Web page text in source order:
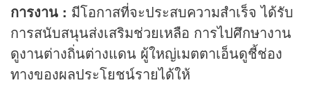
การงาน : มีโอกาสที่จะประสบความสำเร็จ ได้รับ
การสนับสนุนส่งเสริมช่วยเหลือ การไปศึกษางาน
ดูงานต่างถิ่นต่างแดน ผู้ใหญ่เมตตาเอ็นดูชี้ช่อง
ทางของผลประโยชน์รายได้ให้